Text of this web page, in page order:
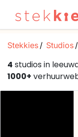
Stekkies Studios
4 studios in
1000+